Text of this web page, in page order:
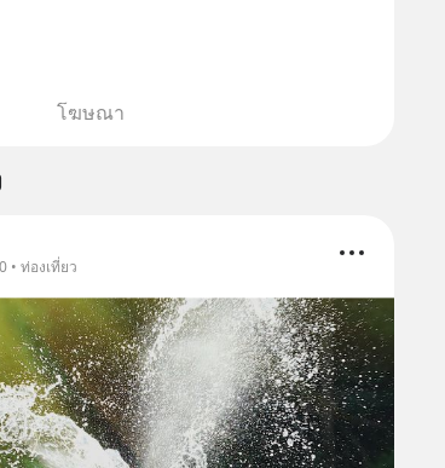
โฆษณา
• ท่องเที่ยว